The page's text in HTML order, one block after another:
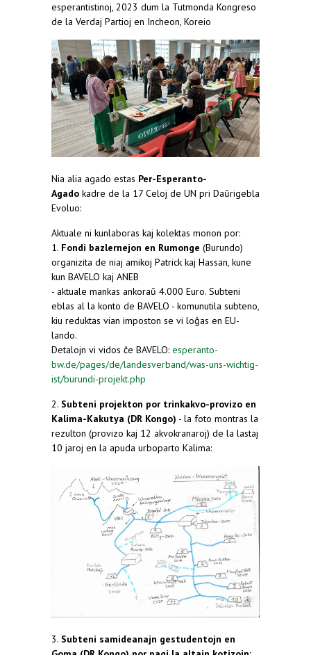
esperantistinoj, 2023 dum la Tutmonda Kongreso
de la Verdaj Partioj en Incheon, Koreio
Nia alia agado estas Per-Esperanto-
Agado kadre de la 17 Celoj de UN pri Daŭrigebla
Evoluo:
Aktuale ni kunlaboras kaj kolektas monon por:
1. Fondi bazlernejon en Rumonge (Burundo)
organizita de niaj amikoj Patrick kaj Hassan, kune
kun BAVELO kaj ANEB
- aktuale mankas ankoraŭ 4.000 Euro. Subteni
eblas al la konto de BAVELO - komunutila subteno,
kiu reduktas vian imposton se vi loĝas en EU-
lando.
Detalojn vi vidos ĉe BAVELO: esperanto-
bw.de/pages/de/landesverband/was-uns-wichtig-
ist/burundi-projekt.php
2. Subteni projekton por trinkakvo-provizo en
Kalima-Kakutya (DR Kongo) - la foto montras la
rezulton (provizo kaj 12 akvokranaroj) de la lastaj
10 jaroj en la apuda urboparto Kalima:
3. Subteni samideanajn gestudentojn en